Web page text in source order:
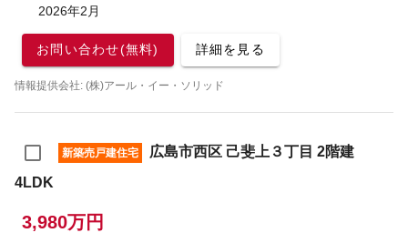
2026年2月
お問い合わせ(無料) 詳細を見る
情報提供会社: (株)アール・イー・ソリッド
新築売戸建住宅
広島市西区 己斐上３丁目 2階建
4LDK
3,980万円